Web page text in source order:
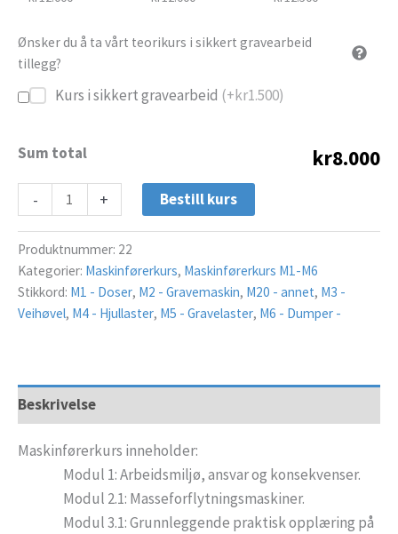
Ønsker du å ta vårt teorikurs i sikkert gravearbeid
tillegg?
Kurs i sikkert gravearbeid (+kr1.500)
Sum total kr8.000
- + Bestill kurs
Produktnummer: 22
Kategorier: Maskinførerkurs, Maskinførerkurs M1-M6
Stikkord: M1 - Doser, M2 - Gravemaskin, M20 - annet, M3 -
Veihøvel, M4 - Hjullaster, M5 - Gravelaster, M6 - Dumper -
Beskrivelse
Maskinførerkurs inneholder:
Modul 1: Arbeidsmiljø, ansvar og konsekvenser.
Modul 2.1: Masseforflytningsmaskiner.
Modul 3.1: Grunnleggende praktisk opplæring på